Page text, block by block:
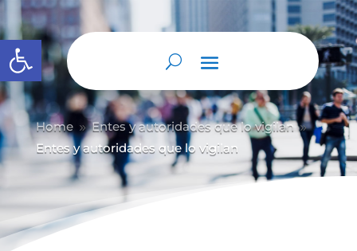
Abrir barra de herramientas
Home 9 Entes y autoridades que lo vigilan 9
Entes y autoridades que lo vigilan